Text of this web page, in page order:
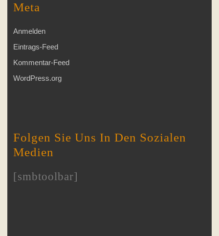
Meta
Anmelden
Eintrags-Feed
Kommentar-Feed
WordPress.org
Folgen Sie Uns In Den Sozialen
Medien
[smbtoolbar]